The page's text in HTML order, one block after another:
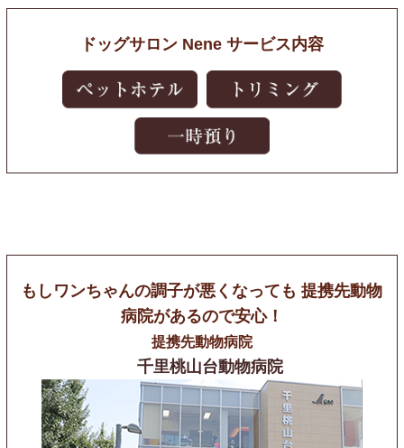
ドッグサロン Nene サービス内容
もしワンちゃんの調子が悪くなっても 提携先動物
病院があるので安心！
提携先動物病院
千里桃山台動物病院